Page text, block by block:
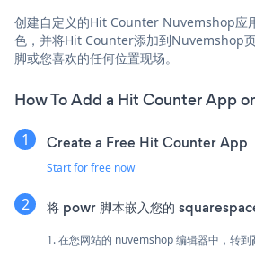
创建自定义的Hit Counter Nuvemshop应
色，并将Hit Counter添加到Nuvemshop
脚或您喜欢的任何位置现场。
How To Add a Hit Counter App
Create a Free Hit Counter App
Start for free now
将 powr 脚本嵌入您的
1. 在您网站的 nuvemshop 编辑器中，转到